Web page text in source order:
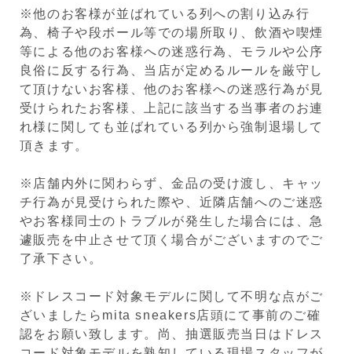
※他のお客様が並ばれている列への割り込み行
為、椅子や段ボール等での場所取り、飲酒や喫煙
等による他のお客様への迷惑行為、モラルや公序
良俗に反する行為、当店が定めるルールを厳守し
て頂けないお客様、他のお客様への迷惑行為が見
受けられたお客様、上記に該当する当事者のお連
れ様に関しても並ばれている列から強制退場して
頂きます。
※店舗内外に関わらず、金品の受け渡し、キャッ
チ行為が見受けられた際や、近隣店舗へのご迷惑
やお客様同士のトラブルが発生した場合には、急
遽販売を中止させて頂く場合がございますのでご
了承下さい。
※ドレスコード対象モデルに関して不明な点がご
ざいましたらmita sneakers店頭にて事前のご確
認をお願い致します。尚、抽選販売当日はドレス